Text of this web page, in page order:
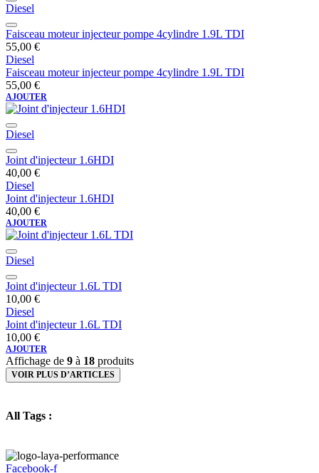
Diesel
Faisceau moteur injecteur pompe 4cylindre 1.9L TDI
55,00 €
Diesel
Faisceau moteur injecteur pompe 4cylindre 1.9L TDI
55,00 €
AJOUTER
Diesel
Joint d'injecteur 1.6HDI
40,00 €
Diesel
Joint d'injecteur 1.6HDI
40,00 €
AJOUTER
Diesel
Joint d'injecteur 1.6L TDI
10,00 €
Diesel
Joint d'injecteur 1.6L TDI
10,00 €
AJOUTER
Affichage de 9 à 18 produits
VOIR PLUS D’ARTICLES
All Tags :
Facebook-f